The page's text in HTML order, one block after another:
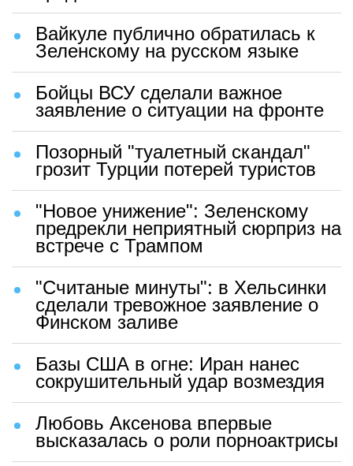
Вайкуле публично обратилась к
Зеленскому на русском языке
Бойцы ВСУ сделали важное
заявление о ситуации на фронте
Позорный "туалетный скандал"
грозит Турции потерей туристов
"Новое унижение": Зеленскому
предрекли неприятный сюрприз на
встрече с Трампом
"Считаные минуты": в Хельсинки
сделали тревожное заявление о
Финском заливе
Базы США в огне: Иран нанес
сокрушительный удар возмездия
Любовь Аксенова впервые
высказалась о роли порноактрисы